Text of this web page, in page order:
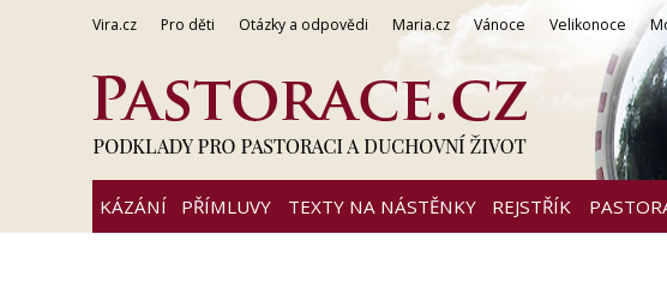
Vira.cz Pro děti Otázky a odpovědi Maria.cz Vánoce Velikonoce
KÁZÁNÍ PŘÍMLUVY TEXTY NA NÁSTĚNKY REJSTŘÍK